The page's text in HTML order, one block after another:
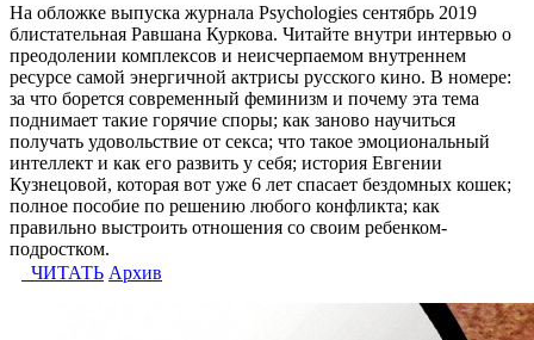
На обложке выпуска журнала Psychologies сентябрь 2019
блистательная Равшана Куркова. Читайте внутри интервью о
преодолении комплексов и неисчерпаемом внутреннем
ресурсе самой энергичной актрисы русского кино. В номере:
за что борется современный феминизм и почему эта тема
поднимает такие горячие споры; как заново научиться
получать удовольствие от секса; что такое эмоциональный
интеллект и как его развить у себя; история Евгении
Кузнецовой, которая вот уже 6 лет спасает бездомных кошек;
полное пособие по решению любого конфликта; как
правильно выстроить отношения со своим ребенком-
подростком.
ЧИТАТЬ Архив